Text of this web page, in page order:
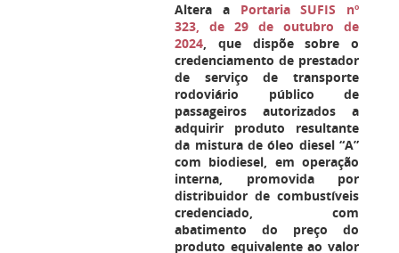
Altera a Portaria SUFIS nº
323, de 29 de outubro de
2024, que dispõe sobre o
credenciamento de prestador
de serviço de transporte
rodoviário público de
passageiros autorizados a
adquirir produto resultante
da mistura de óleo diesel “A”
com biodiesel, em operação
interna, promovida por
distribuidor de combustíveis
credenciado, com
abatimento do preço do
produto equivalente ao valor